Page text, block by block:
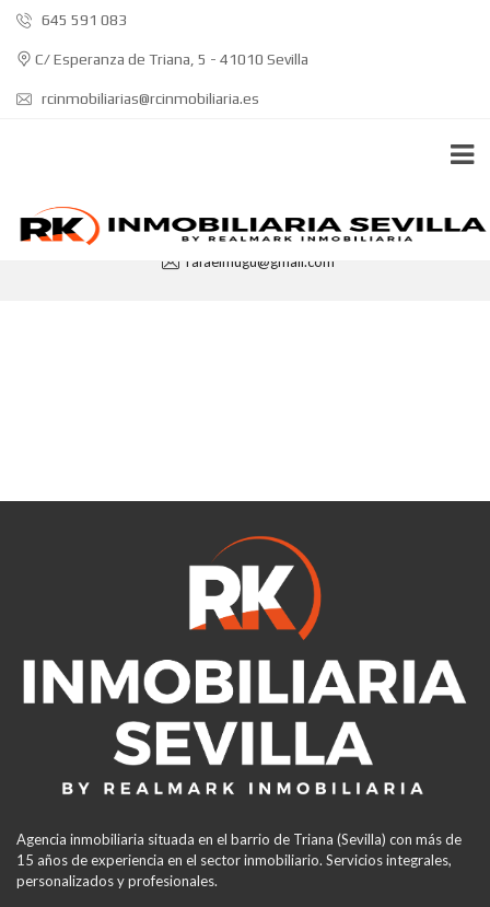
645 591 083
C/ Esperanza de Triana, 5 - 41010 Sevilla
rcinmobiliarias@rcinmobiliaria.es
Inmobiliaria Sevilla
rafaelmugu@gmail.com
Agencia inmobiliaria situada en el barrio de Triana (Sevilla) con más de
15 años de experiencia en el sector inmobiliario. Servicios integrales,
personalizados y profesionales.